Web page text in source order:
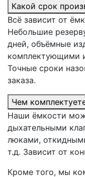
Какой срок
Всё зависит от
Небольшие
дней, объёмные
комплектующими
Точные сроки
заказа.
Чем
Наши ёмкости
дыхательными
люками,
т.д. Зависит от
Кроме того, мы